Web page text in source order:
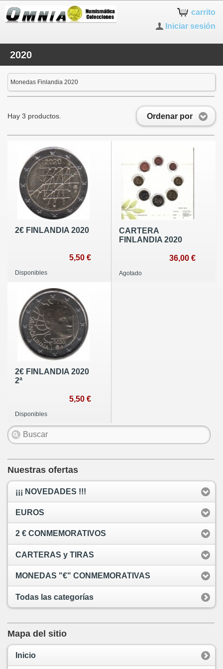
carrito
Iniciar sesión
2020
Monedas Finlandia 2020
Ordenar por
Hay 3 productos.
2€ FINLANDIA 2020
5,50 €
Disponibles
CARTERA
FINLANDIA 2020
36,00 €
Agotado
2€ FINLANDIA 2020
2ª
5,50 €
Disponibles
Nuestras ofertas
¡¡¡ NOVEDADES !!!
EUROS
2 € CONMEMORATIVOS
CARTERAS y TIRAS
MONEDAS "€" CONMEMORATIVAS
Todas las categorías
Mapa del sitio
Inicio